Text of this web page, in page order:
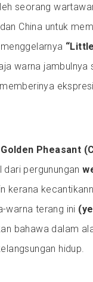
seorang
China untuk
warna
Golden Pheasant
dari pergunungan
kerana
warna terang ini
bahawa dalam
hidup.